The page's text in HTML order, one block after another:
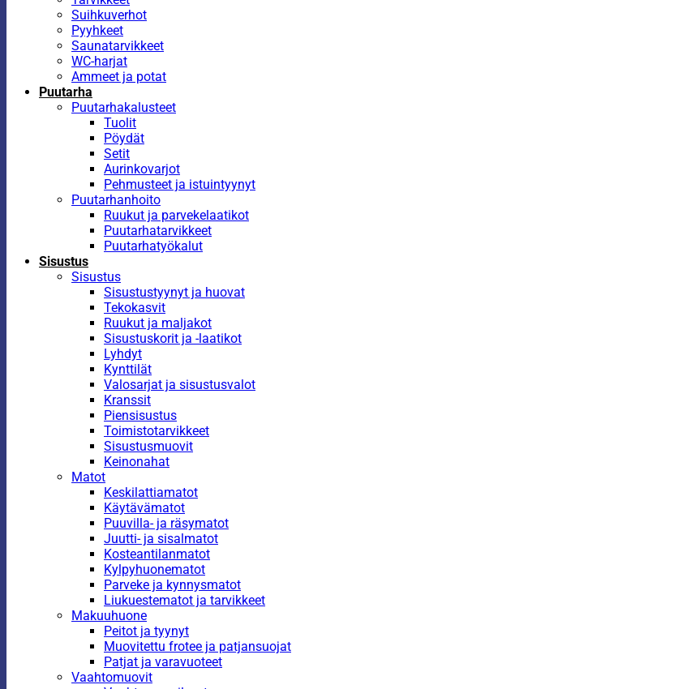
Suihkuverhot
Pyyhkeet
Saunatarvikkeet
WC-harjat
Ammeet ja potat
Puutarha
Puutarhakalusteet
Tuolit
Pöydät
Setit
Aurinkovarjot
Pehmusteet ja istuintyynyt
Puutarhanhoito
Ruukut ja parvekelaatikot
Puutarhatarvikkeet
Puutarhatyökalut
Sisustus
Sisustus
Sisustustyynyt ja huovat
Tekokasvit
Ruukut ja maljakot
Sisustuskorit ja -laatikot
Lyhdyt
Kynttilät
Valosarjat ja sisustusvalot
Kranssit
Piensisustus
Toimistotarvikkeet
Sisustusmuovit
Keinonahat
Matot
Keskilattiamatot
Käytävämatot
Puuvilla- ja räsymatot
Juutti- ja sisalmatot
Kosteantilanmatot
Kylpyhuonematot
Parveke ja kynnysmatot
Liukuestematot ja tarvikkeet
Makuuhuone
Peitot ja tyynyt
Muovitettu frotee ja patjansuojat
Patjat ja varavuoteet
Vaahtomuovit